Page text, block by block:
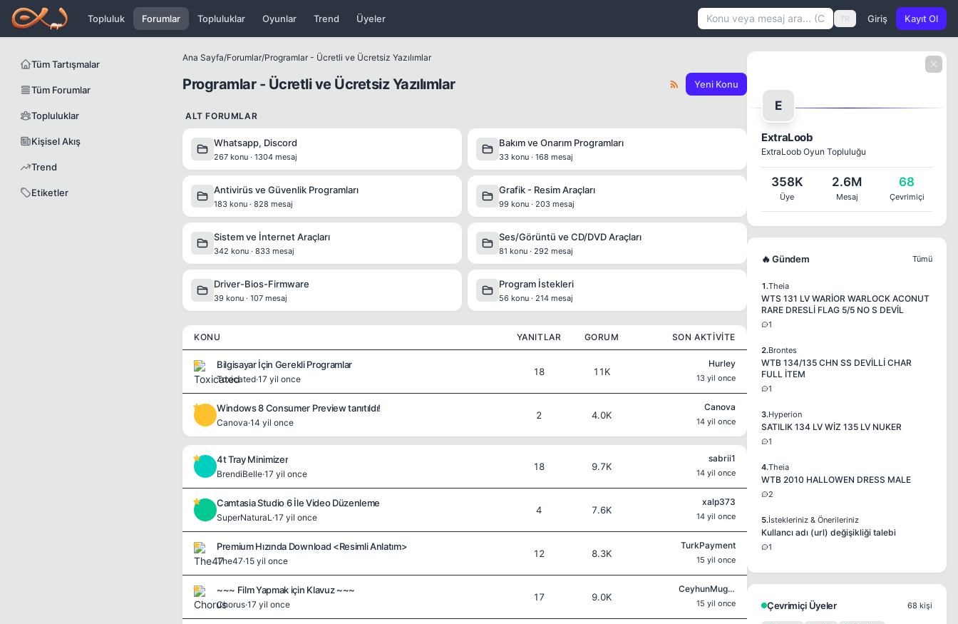
Icerige atla
Topluluk Forumlar Topluluklar Oyunlar Trend Üyeler TR Giriş Kayıt Ol
Tüm Tartışmalar
Tüm Forumlar
Topluluklar
Kişisel Akış
Trend
Etiketler
Ana Sayfa/Forumlar/Programlar - Ücretli ve Ücretsiz Yazılımlar
Programlar - Ücretli ve Ücretsiz Yazılımlar Yeni Konu
ALT FORUMLAR
Whatsapp, Discord
267 konu · 1304 mesaj
Bakım ve Onarım Programları
33 konu · 168 mesaj
Antivirüs ve Güvenlik Programları
183 konu · 828 mesaj
Grafik - Resim Araçları
99 konu · 203 mesaj
Sistem ve İnternet Araçları
342 konu · 833 mesaj
Ses/Görüntü ve CD/DVD Araçları
81 konu · 292 mesaj
Driver-Bios-Firmware
39 konu · 107 mesaj
Program İstekleri
56 konu · 214 mesaj
KONU YANITLAR GORUM SON AKTIVITE
Bilgisayar İçin Gerekli Programlar
Toxicated·17 yil once
18 11K
Hurley
13 yil once
Windows 8 Consumer Preview tanıtıldı!
Canova·14 yil once
2 4.0K
Canova
14 yil once
4t Tray Minimizer
BrendiBelle·17 yil once
18 9.7K
sabrii1
14 yil once
Camtasia Studio 6 İle Video Düzenleme
SuperNaturaL·17 yil once
4 7.6K
xalp373
14 yil once
Premium Hızında Download <Resimli Anlatım>
The47·15 yil once
12 8.3K
TurkPayment
15 yil once
~~~ Film Yapmak için Klavuz ~~~
Chorus·17 yil once
17 9.0K
CeyhunMuglali
15 yil once
E
ExtraLoob
ExtraLoob Oyun Topluluğu
358K
Üye
2.6M
Mesaj
68
Çevrimiçi
🔥 Gündem Tümü
1.Theia
WTS 131 LV WARİOR WARLOCK ACONUT
RARE DRESLİ FLAG 5/5 NO S DEVİL
1
2.Brontes
WTB 134/135 CHN SS DEVİLLİ CHAR
FULL İTEM
1
3.Hyperion
SATILIK 134 LV WİZ 135 LV NUKER
1
4.Theia
WTB 2010 HALLOWEN DRESS MALE
2
5.İstekleriniz & Önerileriniz
Kullancı adı (url) değişikliği talebi
1
Çevrimiçi Üyeler 68 kişi